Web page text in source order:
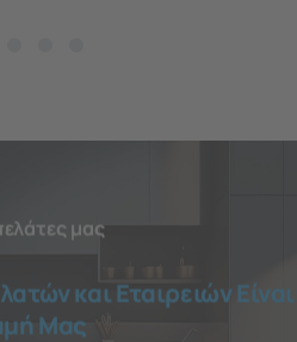
μας
και Εταιρειών Είναι
Μας